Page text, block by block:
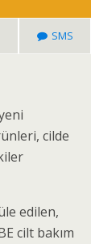
SMS
cilde
edilen,
cilt bakım